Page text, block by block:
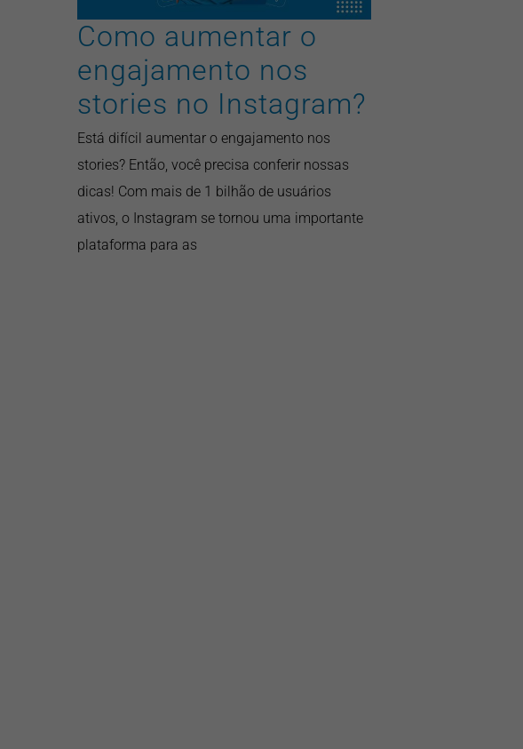
Como aumentar o
engajamento nos
stories no Instagram?
Está difícil aumentar o engajamento nos
stories? Então, você precisa conferir nossas
dicas! Com mais de 1 bilhão de usuários
ativos, o Instagram se tornou uma importante
plataforma para as